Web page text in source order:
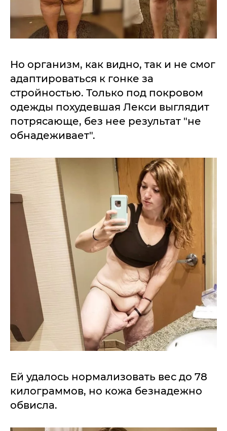
Но организм, как видно, так и не смог
адаптироваться к гонке за
стройностью. Только под покровом
одежды похудевшая Лекси выглядит
потрясающе, без нее результат "не
обнадеживает".
Ей удалось нормализовать вес до 78
килограммов, но кожа безнадежно
обвисла.